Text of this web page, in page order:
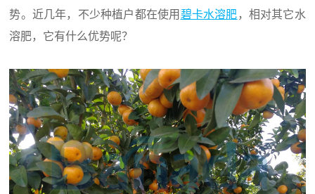
势。近几年，不少种植户都在使用 碧卡水溶肥 ，相对其它水
溶肥，它有什么优势呢？